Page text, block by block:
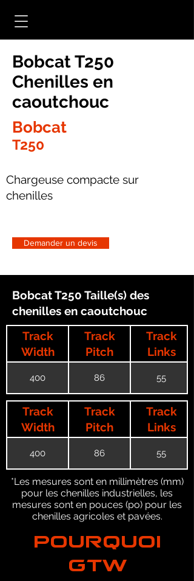
Bobcat T250
Chenilles en
caoutchouc
Bobcat
T250
Chargeuse compacte sur
chenilles
Demander un devis
Bobcat T250 Taille(s) des
chenilles en caoutchouc
Track
Width
Track
Pitch
Track
Links
400 86 55
Track
Width
Track
Pitch
Track
Links
400 86 55
*Les mesures sont en millimètres (mm)
pour les chenilles industrielles, les
mesures sont en pouces (po) pour les
chenilles agricoles et pavées.
POURQUOI
GTW